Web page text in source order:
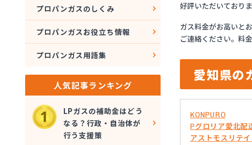
好評いただいておりま
ガス料金がお高いと
ご連絡ください。料
愛知県の
KONPURO
Pグロリア愛北配
アストモスリテ
プロパンガスのしくみ
プロパンガスお役立ち情報
プロパンガス用語集
人気記事ランキング
LPガスの補助金はどう
なる？行政・自治体が
行う支援策